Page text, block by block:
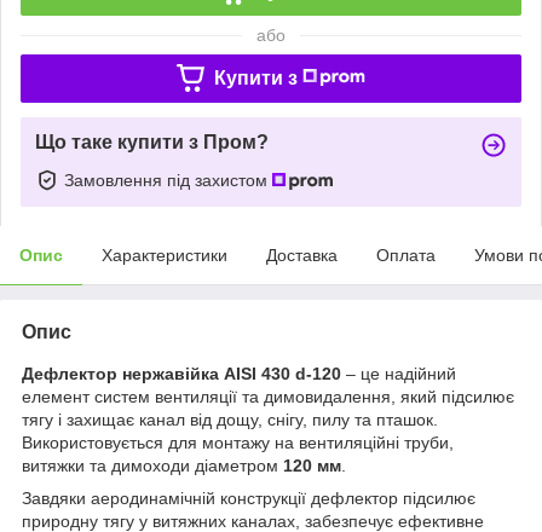
або
Купити з
Що таке купити з Пром?
Замовлення під захистом
Опис Характеристики Доставка Оплата Умови
Опис
Дефлектор нержавійка AISI 430 d-120 – це надійний
елемент систем вентиляції та димовидалення, який підсилює
тягу і захищає канал від дощу, снігу, пилу та пташок.
Використовується для монтажу на вентиляційні труби,
витяжки та димоходи діаметром 120 мм
Завдяки аеродинамічній конструкції дефлектор підсилює
природну тягу у витяжних каналах, забезпечує ефективне